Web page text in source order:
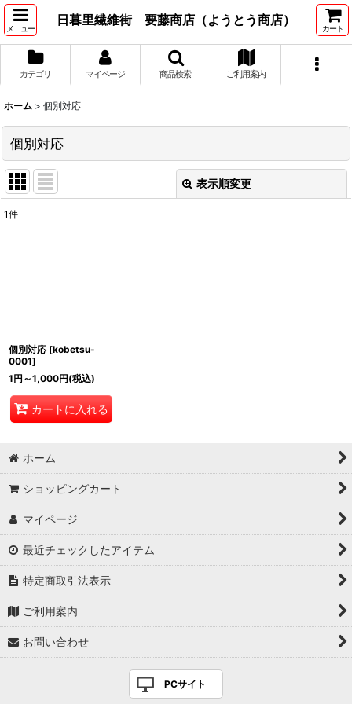
メニュー
日暮里繊維街 要藤商店（ようとう商店）
カート
カテゴリ マイページ 商品検索 ご利用案内
ホーム > 個別対応
個別対応
表示順変更
1件
個別対応 [kobetsu-
0001]
1円 ～1,000円(税込)
カートに入れる
ホーム
ショッピングカート
マイページ
最近チェックしたアイテム
特定商取引法表示
ご利用案内
お問い合わせ
PCサイト